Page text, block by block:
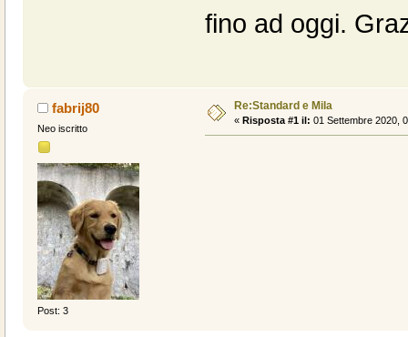
fino ad oggi.
fabrij80
Neo iscritto
Post: 3
Re:Standard e Mila
« Risposta #1 il: 01 Settembre 2020,